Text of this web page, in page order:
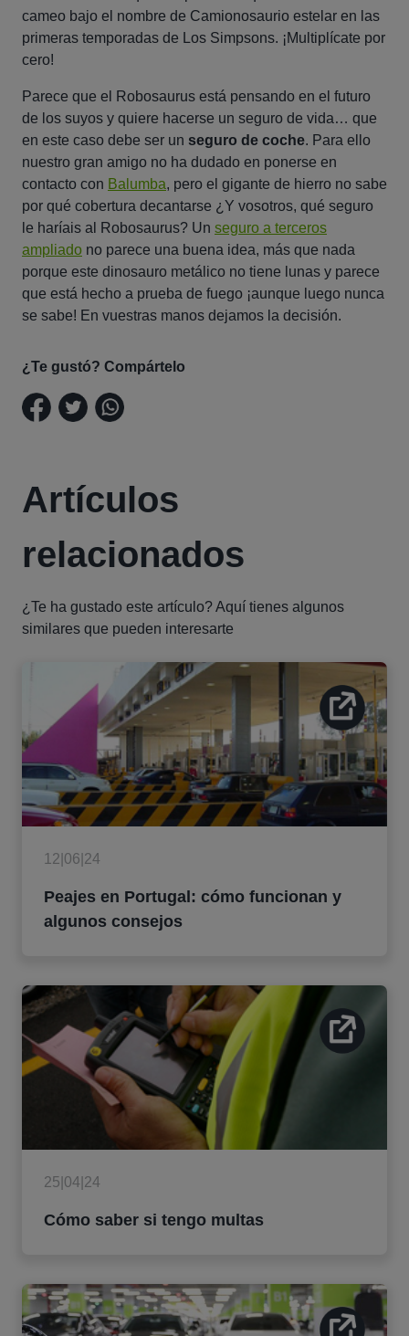
cameo bajo el nombre de Camionosaurio estelar en las
primeras temporadas de Los Simpsons. ¡Multiplícate por
cero!
Parece que el Robosaurus está pensando en el futuro
de los suyos y quiere hacerse un seguro de vida… que
en este caso debe ser un seguro de coche. Para ello
nuestro gran amigo no ha dudado en ponerse en
contacto con Balumba, pero el gigante de hierro no sabe
por qué cobertura decantarse ¿Y vosotros, qué seguro
le haríais al Robosaurus? Un seguro a terceros
ampliado no parece una buena idea, más que nada
porque este dinosauro metálico no tiene lunas y parece
que está hecho a prueba de fuego ¡aunque luego nunca
se sabe! En vuestras manos dejamos la decisión.
¿Te gustó? Compártelo
Artículos
relacionados
¿Te ha gustado este artículo? Aquí tienes algunos
similares que pueden interesarte
12|06|24
Peajes en Portugal: cómo funcionan y
algunos consejos
25|04|24
Cómo saber si tengo multas